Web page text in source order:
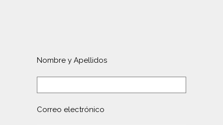
Nombre y Apellidos
Correo electrónico